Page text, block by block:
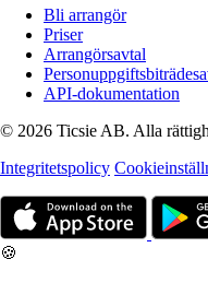
Bli arrangör
Priser
Arrangörsavtal
API-dokumentation
© 2026 Ticsie AB. Alla
Integritetspolicy
🍪